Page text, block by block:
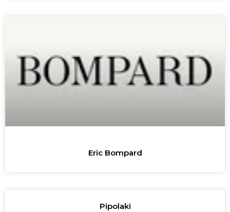
Eric Bompard
Pipolaki